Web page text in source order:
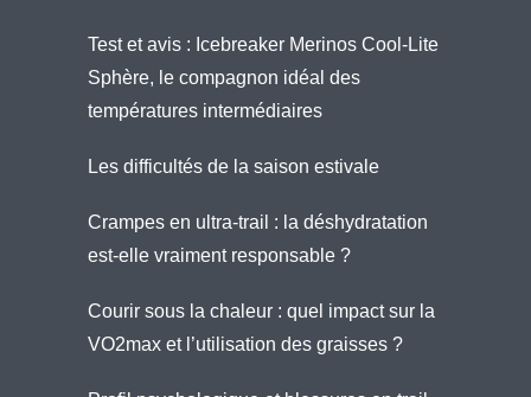
Test et avis : Icebreaker Merinos Cool-Lite
Sphère, le compagnon idéal des
températures intermédiaires
Les difficultés de la saison estivale
Crampes en ultra-trail : la déshydratation
est-elle vraiment responsable ?
Courir sous la chaleur : quel impact sur la
VO2max et l’utilisation des graisses ?